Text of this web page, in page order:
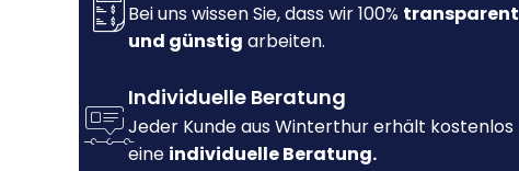
Bei uns wissen Sie, dass wir 100% transparent
und günstig arbeiten.
Individuelle Beratung
Jeder Kunde aus Winterthur erhält kostenlos
eine individuelle Beratung.